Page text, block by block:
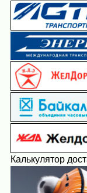
Калькулятор